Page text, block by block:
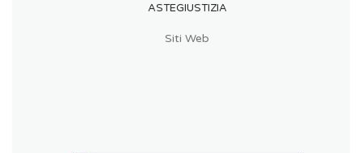
ASTEGIUSTIZIA
Siti Web